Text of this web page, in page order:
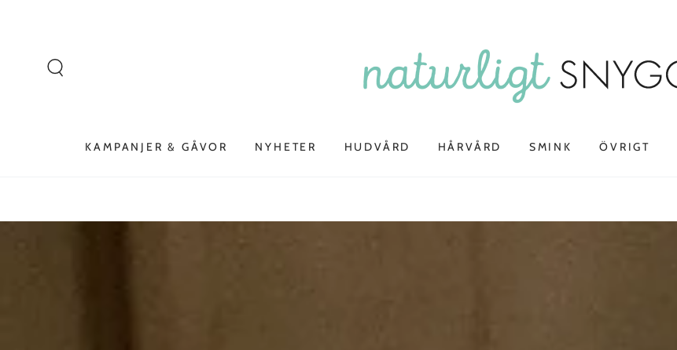
KAMPANJER & GÅVOR NYHETER HUDVÅRD HÅRVÅRD SMINK ÖVRIGT